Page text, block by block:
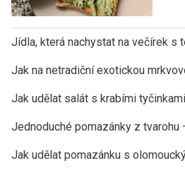
Jídla, která nachystat na večírek s
Jak na netradiční exotickou
Jak udělat salát s krabími
Jednoduché pomazánky z tvarohu
Jak udělat pomazánku s